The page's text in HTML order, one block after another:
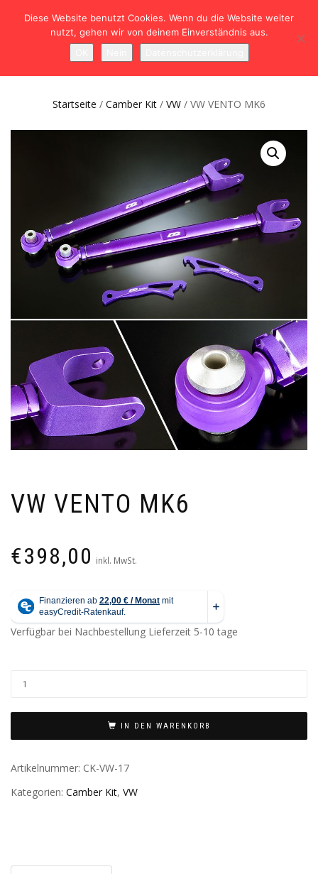
NAVIGATION
0
Startseite / Camber Kit / VW / VW VENTO MK6
VW VENTO MK6
€398,00 inkl. MwSt.
Verfügbar bei Nachbestellung Lieferzeit 5-10 tage
IN DEN WARENKORB
Artikelnummer: CK-VW-17
Kategorien: Camber Kit, VW
Diese Website benutzt Cookies. Wenn du die Website weiter
nutzt, gehen wir von deinem Einverständnis aus.